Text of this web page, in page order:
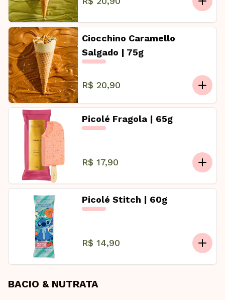
Ciocchino Caramello
Salgado | 75g
R$ 20,90
Picolé Fragola | 65g
R$ 17,90
Picolé Stitch | 60g
R$ 14,90
BACIO & NUTRATA